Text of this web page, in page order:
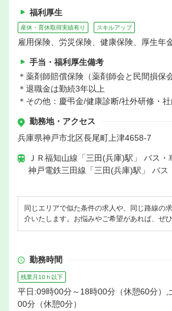
福利厚生
産休・育休取得実績有り スキルアップ
雇用保険、労災保険、健康保険、厚生年
手当・福利厚生備考
＊薬剤師賠償保険（薬剤師会と民間損保
＊退職金は勤続3年以上
＊その他：慶弔金/健康診断/社外研修・
勤務地・アクセス
兵庫県神戸市北区長尾町上津4658-7
ＪＲ福知山線「三田(兵庫)駅」 バス・
神戸電鉄三田線「三田(兵庫)駅」 バス
同じエリアで似た条件の求人や、同じ路線の
介いたします。お悩みやご希望があれば、ぜ
勤務時間
残業月10ｈ以下
平日:09時00分～18時00分（休憩60分）,
00分（休憩0分）